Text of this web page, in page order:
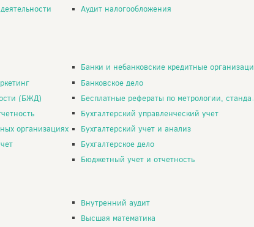
Аудит налогообложения
Банки и небанковские кредитные организации и их операции
Банковское дело
(БЖД)
Бесплатные рефераты по метрологии, стандартизации и сертификации программных продуктов
Бухгалтерский управленческий учет
организациях
Бухгалтерский учет и анализ
Бухгалтерское дело
Бюджетный учет и отчетность
Внутренний аудит
Высшая математика